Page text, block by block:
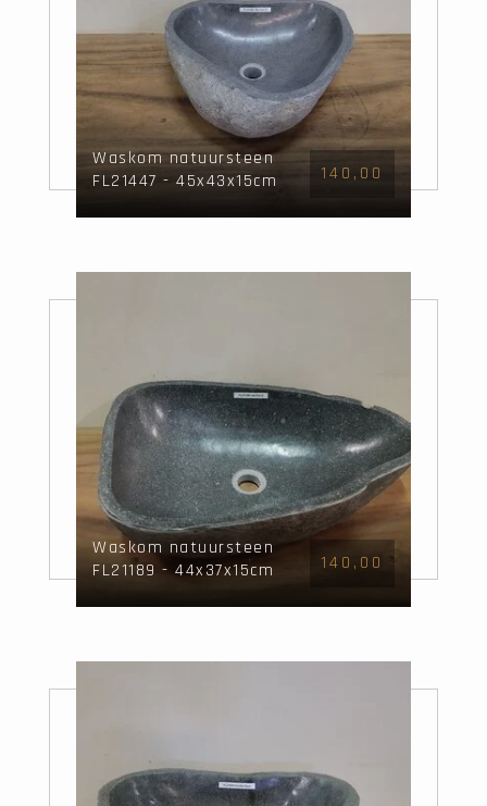
Waskom natuursteen
FL21447 - 45x43x15cm
140,00
Waskom natuursteen
FL21189 - 44x37x15cm
140,00